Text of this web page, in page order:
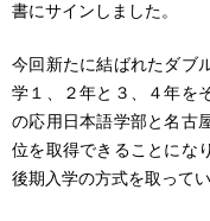
書にサインしました。
今回新たに結ばれたダブ
学１、２年と３、４年を
の応用日本語学部と名古
位を取得できることにな
後期入学の方式を取って